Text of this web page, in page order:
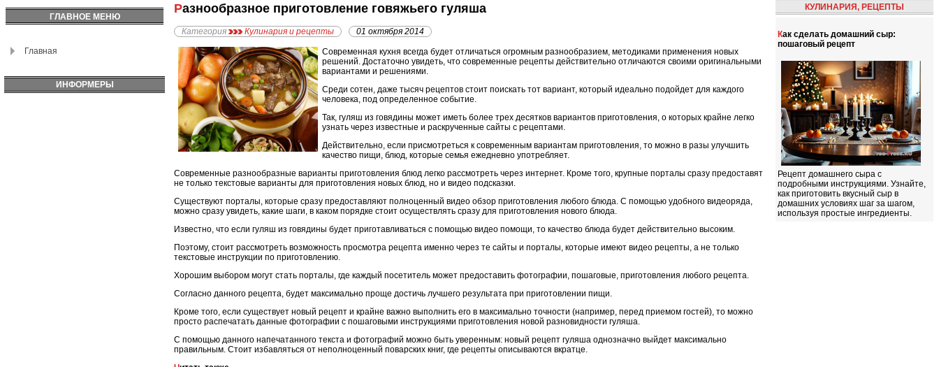
ГЛАВНОЕ МЕНЮ
Главная
ИНФОРМЕРЫ
Разнообразное приготовление говяжьего гуляша
Категория Кулинария и рецепты 01 октября 2014
Современная кухня всегда будет отличаться огромным разнообразием, методиками применения новых
решений. Достаточно увидеть, что современные рецепты действительно отличаются своими оригинальными
вариантами и решениями.
Среди сотен, даже тысяч рецептов стоит поискать тот вариант, который идеально подойдет для каждого
человека, под определенное событие.
Так, гуляш из говядины может иметь более трех десятков вариантов приготовления, о которых крайне легко
узнать через известные и раскрученные сайты с рецептами.
Действительно, если присмотреться к современным вариантам приготовления, то можно в разы улучшить
качество пищи, блюд, которые семья ежедневно употребляет.
Современные разнообразные варианты приготовления блюд легко рассмотреть через интернет. Кроме того, крупные порталы сразу предоставят
не только текстовые варианты для приготовления новых блюд, но и видео подсказки.
Существуют порталы, которые сразу предоставляют полноценный видео обзор приготовления любого блюда. С помощью удобного видеоряда,
можно сразу увидеть, какие шаги, в каком порядке стоит осуществлять сразу для приготовления нового блюда.
Известно, что если гуляш из говядины будет приготавливаться с помощью видео помощи, то качество блюда будет действительно высоким.
Поэтому, стоит рассмотреть возможность просмотра рецепта именно через те сайты и порталы, которые имеют видео рецепты, а не только
текстовые инструкции по приготовлению.
Хорошим выбором могут стать порталы, где каждый посетитель может предоставить фотографии, пошаговые, приготовления любого рецепта.
Согласно данного рецепта, будет максимально проще достичь лучшего результата при приготовлении пищи.
Кроме того, если существует новый рецепт и крайне важно выполнить его в максимально точности (например, перед приемом гостей), то можно
просто распечатать данные фотографии с пошаговыми инструкциями приготовления новой разновидности гуляша.
С помощью данного напечатанного текста и фотографий можно быть уверенным: новый рецепт гуляша однозначно выйдет максимально
правильным. Стоит избавляться от неполноценный поварских книг, где рецепты описываются вкратце.
КУЛИНАРИЯ, РЕЦЕПТЫ
Как сделать домашний сыр:
пошаговый рецепт
Рецепт домашнего сыра с
подробными инструкциями. Узнайте,
как приготовить вкусный сыр в
домашних условиях шаг за шагом,
используя простые ингредиенты.